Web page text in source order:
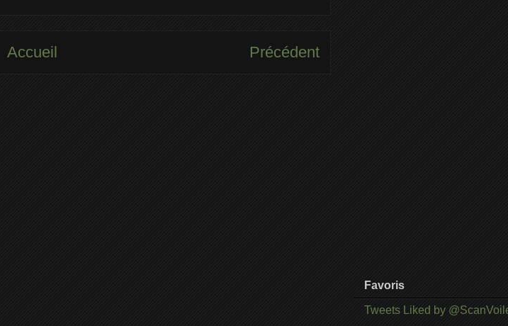
Précédent
Accueil
Favoris
Tweets Liked by